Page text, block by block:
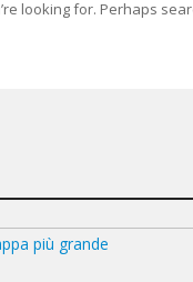
looking for. Perhaps